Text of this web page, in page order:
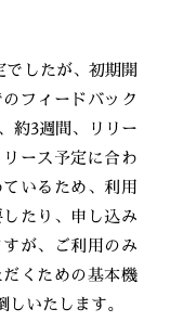
でしたが、初期開
フィードバック
約3週間、リリー
ース予定に合わ
いるため、利用
たり、申し込み
が、ご利用のみ
くための基本機
いたします。